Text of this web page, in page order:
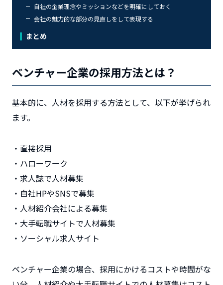
自社の企業理念やミッションなどを明確にしておく
会社の魅力的な部分の見直しをして表現する
まとめ
ベンチャー企業の採用方法とは？
基本的に、人材を採用する方法として、以下が挙げられ
ます。
・直接採用
・ハローワーク
・求人誌で人材募集
・自社HPやSNSで募集
・人材紹介会社による募集
・大手転職サイトで人材募集
・ソーシャル求人サイト
ベンチャー企業の場合、採用にかけるコストや時間がな